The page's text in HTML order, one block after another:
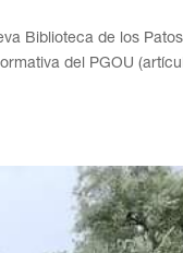
Biblioteca de los Patos
del PGOU